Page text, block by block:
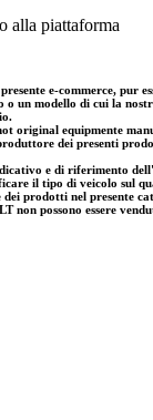
alla piattaforma
e-commerce, pur
un modello di cui la
original equipmente
dei presenti
e di riferimento
il tipo di veicolo sul
prodotti nel presente
possono essere